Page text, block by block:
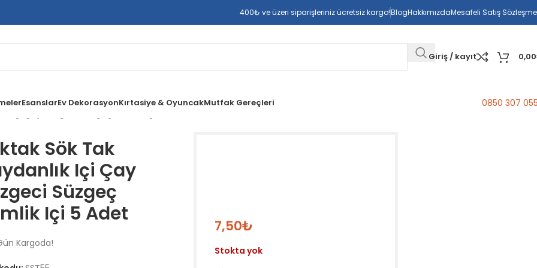
400₺ ve üzeri siparişleriniz ücretsiz kargo!BlogHakkımızdaMesafeli Satış
Giriş / kayıt 0,00
EsanslarEv DekorasyonKırtasiye & OyuncakMutfak Gereçleri
0850 307
Sök Tak
Içi Çay
Süzgeç
Içi 5 Adet
Kargoda!
7,50₺
Stokta yok